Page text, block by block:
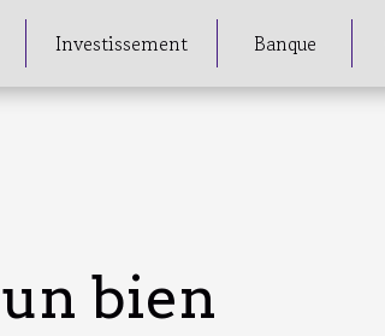
Investissement Banque
bien